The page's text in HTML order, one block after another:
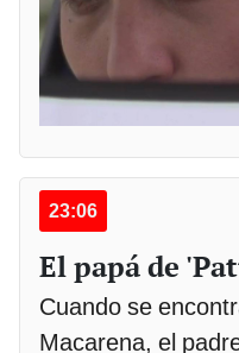
23:06
El papá de
Cuando se
Macarena, el